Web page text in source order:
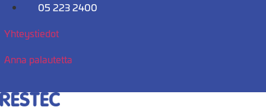
Mene
05 223 2400
Yhteystiedot
Anna palautetta